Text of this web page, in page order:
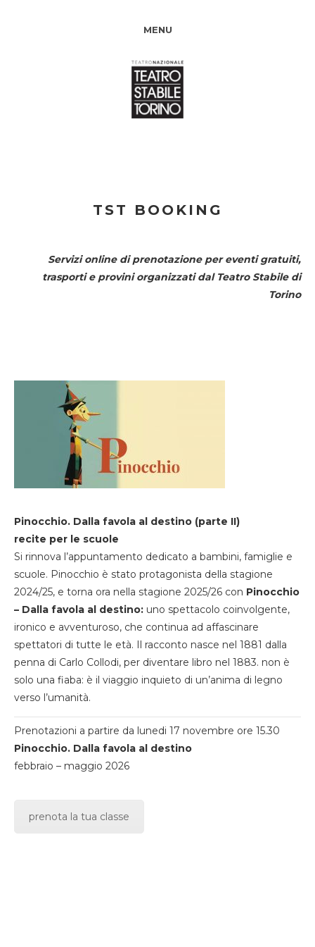
MENU
TST BOOKING
Servizi online di prenotazione per eventi gratuiti,
trasporti e provini organizzati dal Teatro Stabile di
Torino
Pinocchio. Dalla favola al destino (parte II)
recite per le scuole
Si rinnova l’appuntamento dedicato a bambini, famiglie e
scuole. Pinocchio è stato protagonista della stagione
2024/25, e torna ora nella stagione 2025/26 con Pinocchio
– Dalla favola al destino: uno spettacolo coinvolgente,
ironico e avventuroso, che continua ad affascinare
spettatori di tutte le età. Il racconto nasce nel 1881 dalla
penna di Carlo Collodi, per diventare libro nel 1883. non è
solo una fiaba: è il viaggio inquieto di un’anima di legno
verso l’umanità.
Prenotazioni a partire da lunedi 17 novembre ore 15.30
Pinocchio. Dalla favola al destino
febbraio – maggio 2026
prenota la tua classe